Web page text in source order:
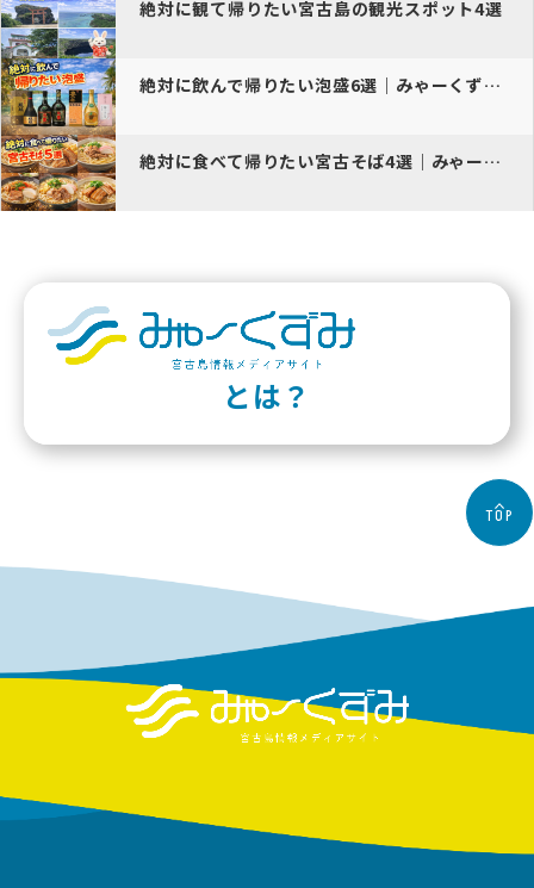
絶対に観て帰りたい宮古島の観光スポット4選
絶対に飲んで帰りたい泡盛6選｜みゃーくずみおすすめ
絶対に食べて帰りたい宮古そば4選｜みゃーくずみおすすめ
とは？
TOP